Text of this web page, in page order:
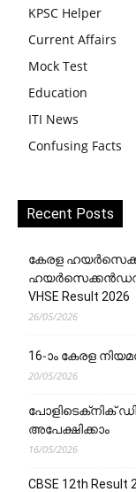
KPSC Helper
Current Affairs
Mock Test
Education
ITI News
Confusing Facts
Recent Posts
കേരള
ഹയർസെക്കൻഡറി
VHSE Result 2026
26/05/2026
16-ാം കേരള
20/05/2026
പോളിടെക്‌നിക്
അപേക്ഷിക്കാം
16/05/2026
CBSE 12th Result